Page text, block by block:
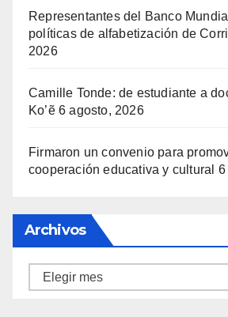
Representantes del Banco
políticas de alfabetización de
2026
Camille Tonde: de estudiante a
Ko’ẽ 6 agosto, 2026
Firmaron un convenio para
cooperación educativa y cultural 6
Archivos
Archivos